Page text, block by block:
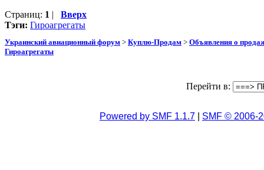
Страниц: 1 | Вверх
Тэги: Гироагрегаты
Украинский авиационный форум > Куплю-Продам > Объявления о
Гироагрегаты
Перейти в:
Powered by SMF 1.1.7 SMF © 2006-